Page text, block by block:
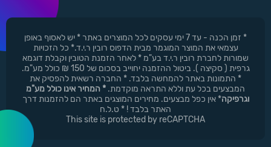
* זמן הכנה - עד 7 ימי עסקים לכל המוצרים באתר * יש לאסוף באופן
עצמאי את המוצר המוגמר מבית הדפוס רובין ר.י.ד.* כל הזכויות
שמורות לחברת רובין ר.י.ד בע"מ * לאחר הזמנת הטובין וקבלת דוגמא
גרפית ( סקיצה ). ביטול ההזמנה יחוייב בסכום של 150 ₪ כולל מע"מ.
* התמונות באתר להמחשה בלבד. * החברה רשאית להפסיק את
המבצעים בכל עת וללא התראה מוקדמת. * המחיר אינו כולל מע"מ
וגרפיקה* אין כפל מבצעים. מחירים המוצגים באתר הם להזמנות דרך
האתר בלבד ! * ט.ל.ח
This site is protected by reCAPTCHA